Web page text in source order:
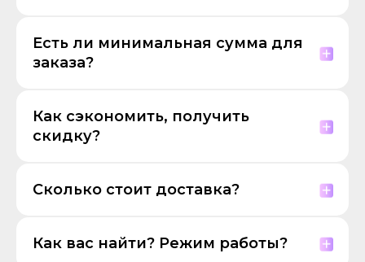
Есть ли минимальная сумма для
заказа?
Как сэкономить, получить
скидку?
Сколько стоит доставка?
Как вас найти? Режим работы?